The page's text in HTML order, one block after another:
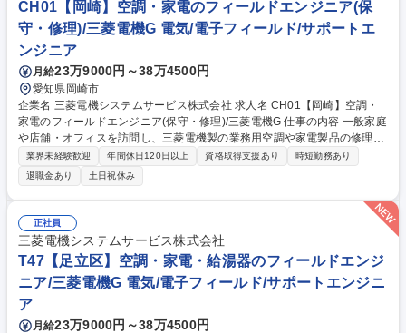
H01【岐阜】空調・家電のフィールドエンジニア(保守・修理)/三菱電機G
CH01【岡崎】空調・家電のフィールドエンジニア(保
守・修理)/三菱電機G 電気/電子フィールド/サポートエ
ンジニア
月給23万9000円～38万4500円
愛知県岡崎市
企業名 三菱電機システムサービス株式会社 求人名 CH01【岡崎】空調・
家電のフィールドエンジニア(保守・修理)/三菱電機G 仕事の内容 一般家庭
や店舗・オフィスを訪問し、三菱電機製の業務用空調や家電製品の修理・
保守点検・コンサルティングをお任せします。お客様の生活環境をより快
適にするための機器入れ替え等の提案も行う重要な役割です。 【詳細】現
場での修理(機器内に限定し建屋側の工事は含まず)、フロン等の法定点
検、クリーニング等。現場の品質情報を開発部門へフィードバックし製品
開発にも貢献します。 【働き方】担当は1日5～6件、片道1～1.5時間圏
内。現場では社用タブレットで技術情報を確認でき、技術支援部署のサポ
ート体制も万全です。独り立ちまで先輩がOJTで伴走します。 募集職種 C
H01【岡崎】空調・家電のフィールドエンジニア(保守・修理)/三菱電機G
業界未経験歓迎 年間休日120日以上 資格取得支援あり
時短勤務あり
退職金あり
土日祝休み
正社員
三菱電機システムサービス株式会社
T47【足立区】空調・家電・給湯器のフィールドエンジ
ニア/三菱電機G 電気/電子フィールド/サポートエンジニ
ア
月給23万9000円～38万4500円